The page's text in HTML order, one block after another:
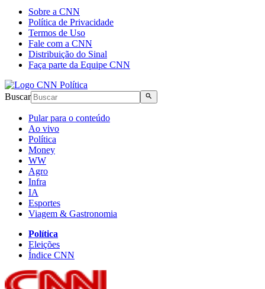
Sobre a CNN
Política de Privacidade
Termos de Uso
Fale com a CNN
Distribuição do Sinal
Faça parte da Equipe CNN
Buscar
Pular para o conteúdo
Ao vivo
Política
Money
WW
Agro
Infra
IA
Esportes
Viagem & Gastronomia
Política
Eleições
Índice CNN